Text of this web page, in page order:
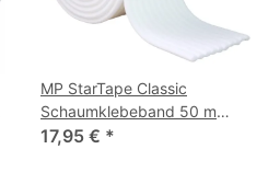
MP StarTape Classic
Schaumklebeband 50 m
Rolle x 13 mm
17,95 € *